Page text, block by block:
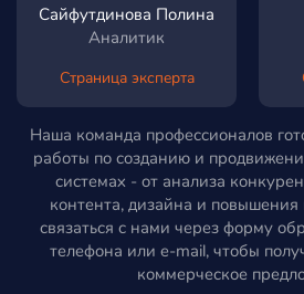
Сайфутдинова Полина
Аналитик
Страница эксперта
Наша команда профессионалов
работы по созданию и
системах - от анализа
контента, дизайна и
связаться с нами через форму
телефона или e-mail, чтобы
коммерческое